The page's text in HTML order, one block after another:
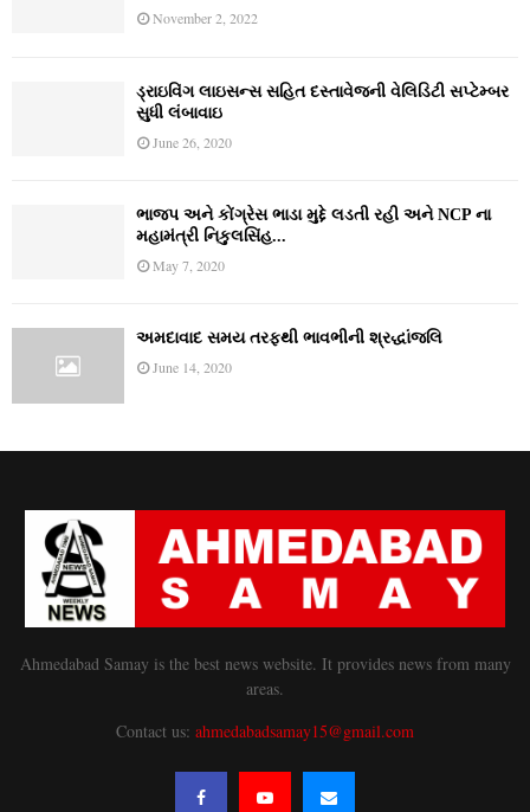
November 2, 2022
ડ્રાઇવિંગ લાઇસન્સ સહિત દસ્તાવેજની વેલિડિટી સપ્ટેમ્બર
સુધી લંબાવાઇ
June 26, 2020
ભાજપ અને કોંગ્રેસ ભાડા મુદ્દે લડતી રહી અને NCP ના
મહામંત્રી નિકુલસિંહ...
May 7, 2020
અમદાવાદ સમય તરફથી ભાવભીની શ્રદ્ધાંજલિ
June 14, 2020
Ahmedabad Samay is the best news website. It provides news from many
areas.
Contact us: ahmedabadsamay15@gmail.com